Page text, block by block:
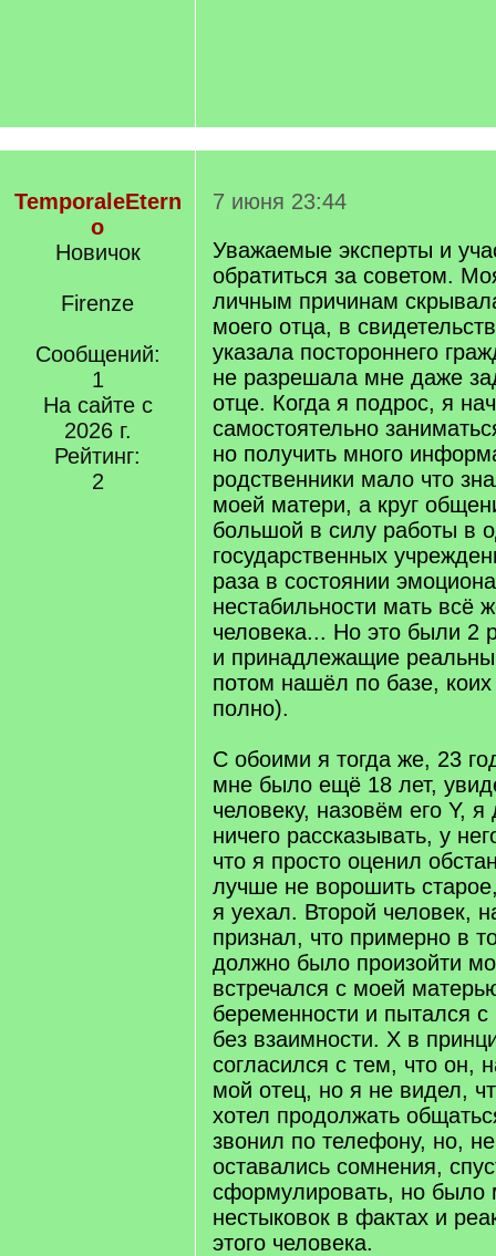
TemporaleEtern
o
Новичок
Firenze
Сообщений:
1
На сайте с
2026 г.
Рейтинг:
2
7 июня 23:44
Уважаемые эксперты и
обратиться за советом.
личным причинам
моего отца, в
указала постороннего
не разрешала мне даже
отце. Когда я подрос, я
самостоятельно
но получить много
родственники мало что
моей матери, а круг
большой в силу работы в
государственных
раза в состоянии
нестабильности мать всё
человека... Но это были 2
и принадлежащие
потом нашёл по базе,
полно).
С обоими я тогда же, 23
мне было ещё 18 лет,
человеку, назовём его Y,
ничего рассказывать, у
что я просто оценил
лучше не ворошить
я уехал. Второй человек,
признал, что примерно в
должно было произойти
встречался с моей
беременности и пытался
без взаимности. X в
согласился с тем, что он,
мой отец, но я не видел,
хотел продолжать
звонил по телефону, но,
оставались сомнения,
сформулировать, но было
нестыковок в фактах и
этого человека.